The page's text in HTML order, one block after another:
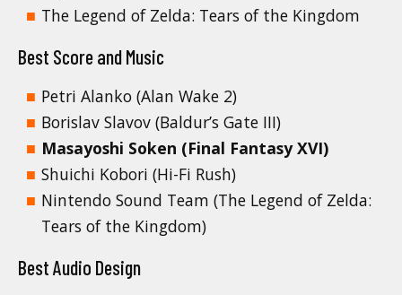
The Legend of Zelda: Tears of the Kingdom
Best Score and Music
Petri Alanko (Alan Wake 2)
Borislav Slavov (Baldur’s Gate III)
Masayoshi Soken (Final Fantasy XVI)
Shuichi Kobori (Hi-Fi Rush)
Nintendo Sound Team (The Legend of Zelda:
Tears of the Kingdom)
Best Audio Design